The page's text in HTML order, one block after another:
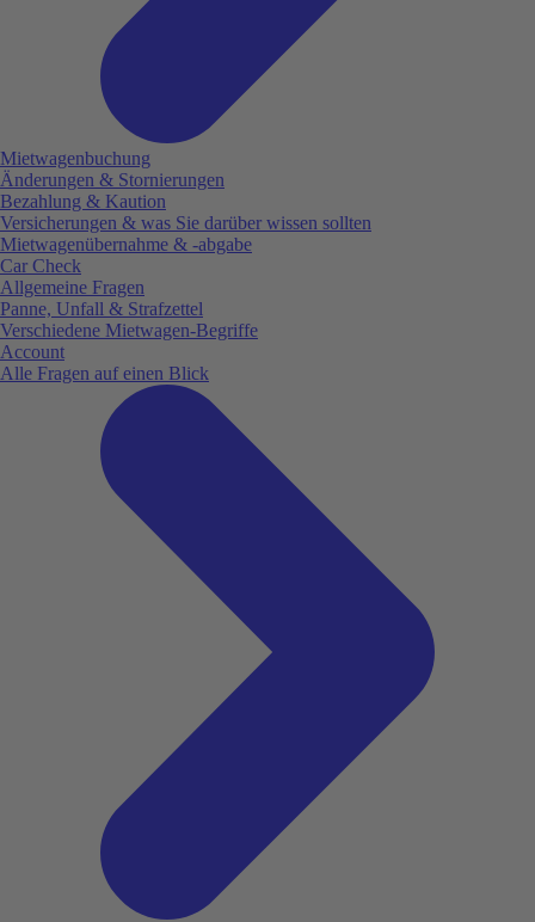
Mietwagenbuchung
Änderungen & Stornierungen
Bezahlung & Kaution
Versicherungen & was Sie darüber wissen sollten
Mietwagenübernahme & -abgabe
Car Check
Allgemeine Fragen
Panne, Unfall & Strafzettel
Verschiedene Mietwagen-Begriffe
Account
Alle Fragen auf einen Blick